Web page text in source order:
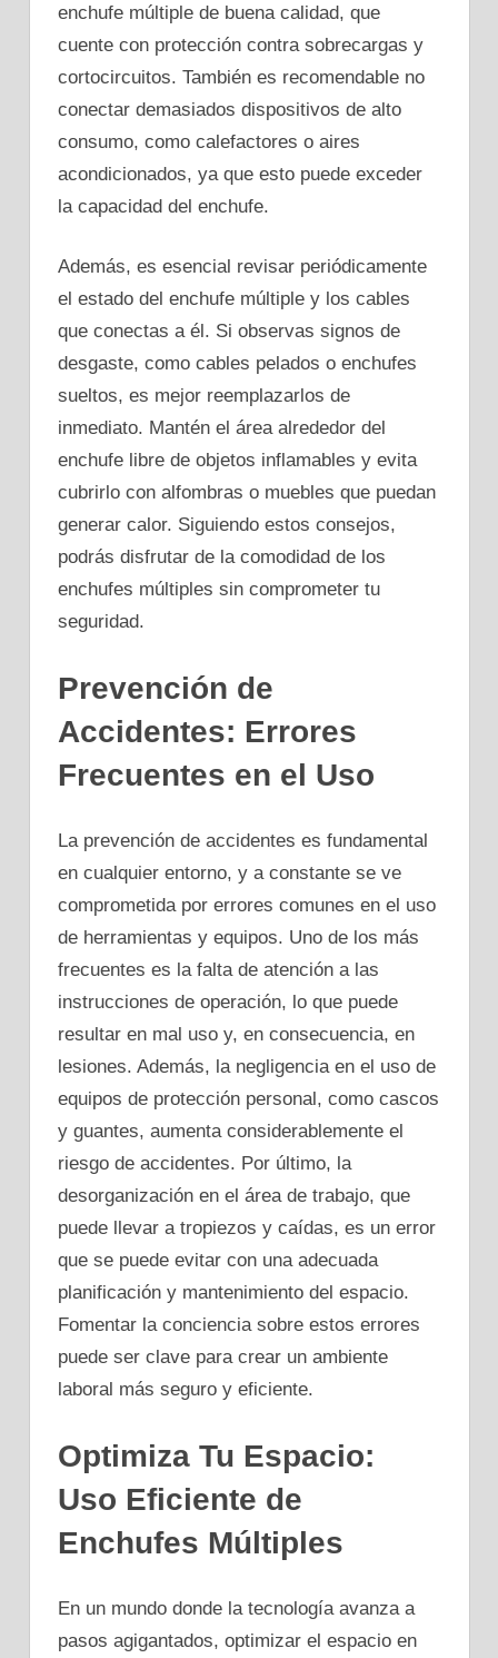
enchufe múltiple de buena calidad, que
cuente con protección contra sobrecargas y
cortocircuitos. También es recomendable no
conectar demasiados dispositivos de alto
consumo, como calefactores o aires
acondicionados, ya que esto puede exceder
la capacidad del enchufe.
Además, es esencial revisar periódicamente
el estado del enchufe múltiple y los cables
que conectas a él. Si observas signos de
desgaste, como cables pelados o enchufes
sueltos, es mejor reemplazarlos de
inmediato. Mantén el área alrededor del
enchufe libre de objetos inflamables y evita
cubrirlo con alfombras o muebles que puedan
generar calor. Siguiendo estos consejos,
podrás disfrutar de la comodidad de los
enchufes múltiples sin comprometer tu
seguridad.
Prevención de
Accidentes: Errores
Frecuentes en el Uso
La prevención de accidentes es fundamental
en cualquier entorno, y a constante se ve
comprometida por errores comunes en el uso
de herramientas y equipos. Uno de los más
frecuentes es la falta de atención a las
instrucciones de operación, lo que puede
resultar en mal uso y, en consecuencia, en
lesiones. Además, la negligencia en el uso de
equipos de protección personal, como cascos
y guantes, aumenta considerablemente el
riesgo de accidentes. Por último, la
desorganización en el área de trabajo, que
puede llevar a tropiezos y caídas, es un error
que se puede evitar con una adecuada
planificación y mantenimiento del espacio.
Fomentar la conciencia sobre estos errores
puede ser clave para crear un ambiente
laboral más seguro y eficiente.
Optimiza Tu Espacio:
Uso Eficiente de
Enchufes Múltiples
En un mundo donde la tecnología avanza a
pasos agigantados, optimizar el espacio en